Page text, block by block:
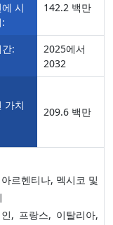
시
142.2 백만
:
2025에서
2032
가치
209.6 백만
르헨티나, 멕시코 및
, 프랑스, 이탈리아,